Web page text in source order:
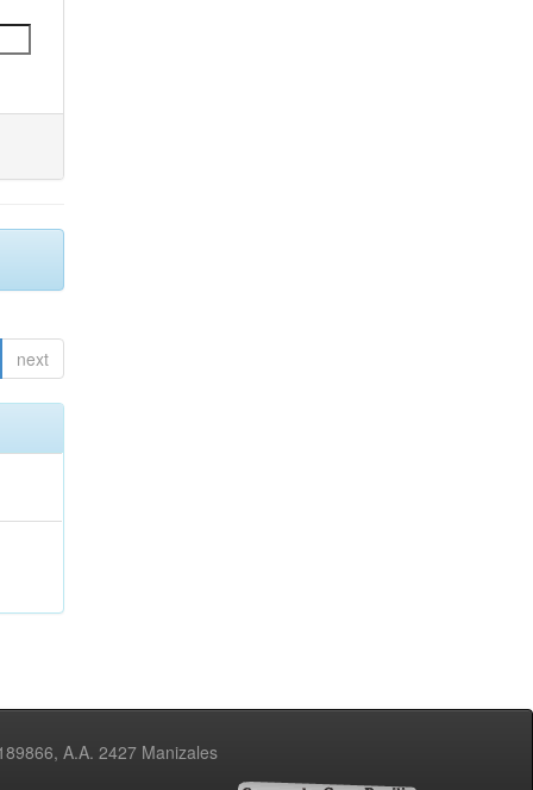
next
A.A. 2427 Manizales